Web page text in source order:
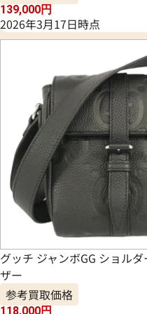
139,000円
2026年3月17日時点
グッチ ジャンボGG ショル
ザー
参考買取価格
118,000円